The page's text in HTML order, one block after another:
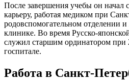
После завершения учебы он
карьеру, работая медиком при
родовспомогательном отделении
клинике. Во время Русско-
служил старшим ординатором при
госпитале.
Работа в Санкт-